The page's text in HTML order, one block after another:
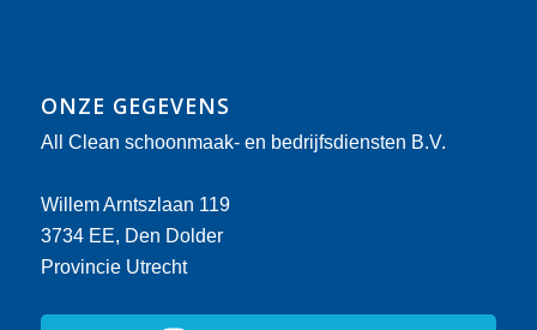
ONZE GEGEVENS
All Clean schoonmaak- en bedrijfsdiensten B.V.
Willem Arntszlaan 119
3734 EE, Den Dolder
Provincie Utrecht